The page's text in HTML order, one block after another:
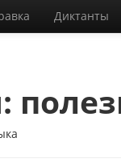
Диктанты